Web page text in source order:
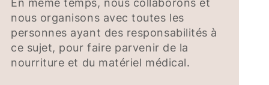
nous organisons avec toutes les
personnes ayant des responsabilités à
ce sujet, pour faire parvenir de la
nourriture et du matériel médical.